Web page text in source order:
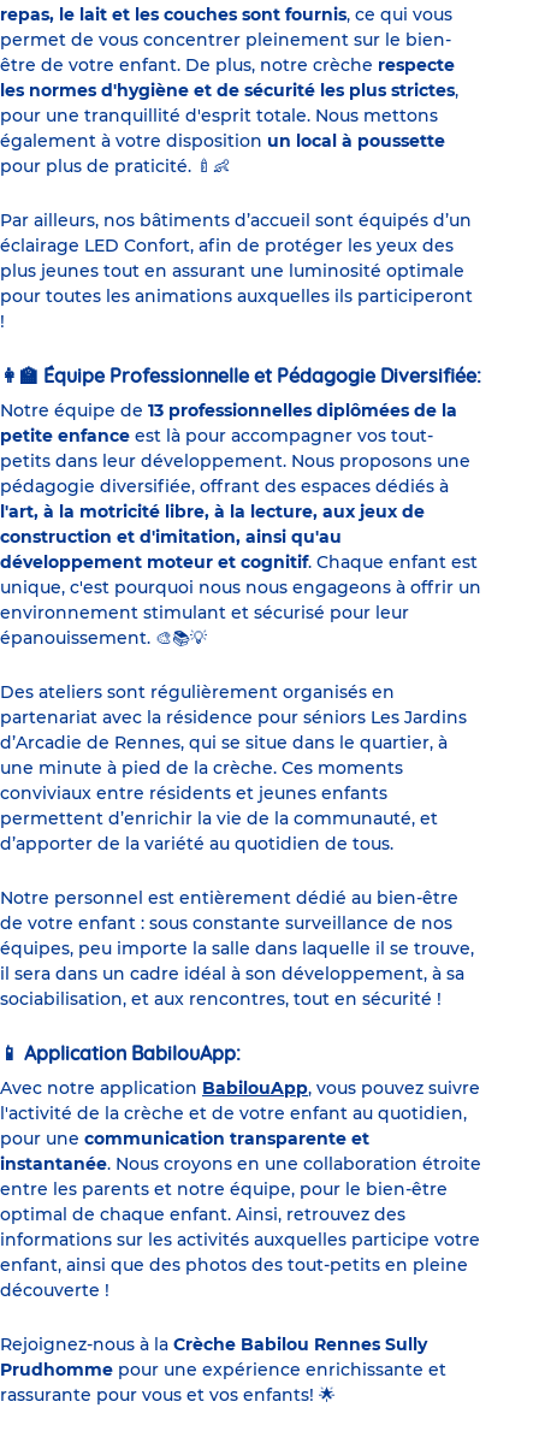
repas, le lait et les couches sont fournis, ce qui vous
permet de vous concentrer pleinement sur le bien-
être de votre enfant. De plus, notre crèche respecte
les normes d'hygiène et de sécurité les plus strictes,
pour une tranquillité d'esprit totale. Nous mettons
également à votre disposition un local à poussette
pour plus de praticité. 🍼👶
Par ailleurs, nos bâtiments d’accueil sont équipés d’un
éclairage LED Confort, afin de protéger les yeux des
plus jeunes tout en assurant une luminosité optimale
pour toutes les animations auxquelles ils participeront
!
👩‍🏫 Équipe Professionnelle et Pédagogie Diversifiée:
Notre équipe de 13 professionnelles diplômées de la
petite enfance est là pour accompagner vos tout-
petits dans leur développement. Nous proposons une
pédagogie diversifiée, offrant des espaces dédiés à
l'art, à la motricité libre, à la lecture, aux jeux de
construction et d'imitation, ainsi qu'au
développement moteur et cognitif. Chaque enfant est
unique, c'est pourquoi nous nous engageons à offrir un
environnement stimulant et sécurisé pour leur
épanouissement. 🎨📚💡
Des ateliers sont régulièrement organisés en
partenariat avec la résidence pour séniors Les Jardins
d’Arcadie de Rennes, qui se situe dans le quartier, à
une minute à pied de la crèche. Ces moments
conviviaux entre résidents et jeunes enfants
permettent d’enrichir la vie de la communauté, et
d’apporter de la variété au quotidien de tous.
Notre personnel est entièrement dédié au bien-être
de votre enfant : sous constante surveillance de nos
équipes, peu importe la salle dans laquelle il se trouve,
il sera dans un cadre idéal à son développement, à sa
sociabilisation, et aux rencontres, tout en sécurité !
📱 Application BabilouApp:
Avec notre application BabilouApp, vous pouvez suivre
l'activité de la crèche et de votre enfant au quotidien,
pour une communication transparente et
instantanée. Nous croyons en une collaboration étroite
entre les parents et notre équipe, pour le bien-être
optimal de chaque enfant. Ainsi, retrouvez des
informations sur les activités auxquelles participe votre
enfant, ainsi que des photos des tout-petits en pleine
découverte !
Rejoignez-nous à la Crèche Babilou Rennes Sully
Prudhomme pour une expérience enrichissante et
rassurante pour vous et vos enfants! 🌟